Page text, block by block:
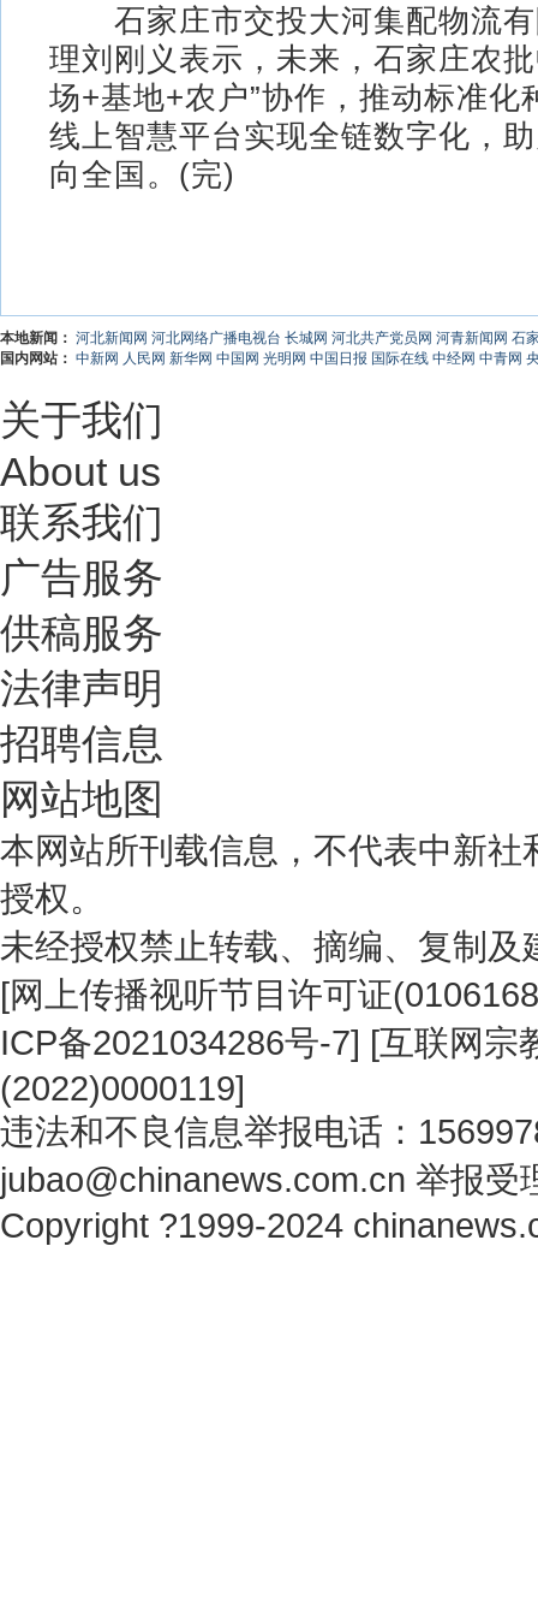
石家庄市交投大河集配物流有
理刘刚义表示，未来，石家庄农
场+基地+农户”协作，推动标准化
线上智慧平台实现全链数字化，
向全国。(完)
本地新闻： 河北新闻网 河北网络广播电视台 长城网 河北共产党员网 河青新闻网 石
国内网站： 中新网 人民网 新华网 中国网 光明网 中国日报 国际在线 中经网 中青网
关于我们
About us
联系我们
广告服务
供稿服务
法律声明
招聘信息
网站地图
本网站所刊载信息，不代表中新
授权。
未经授权禁止转载、摘编、复制
[网上传播视听节目许可证
ICP备2021034286号-7] [互联网宗
(2022)0000119]
违法和不良信息举报电话：
jubao@chinanews.com.cn 举报受
Copyright ?1999-2024